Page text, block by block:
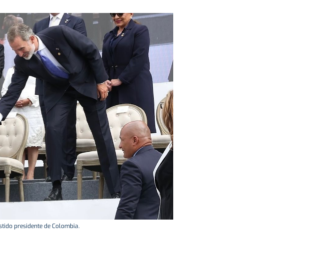
presidente de Colombia.